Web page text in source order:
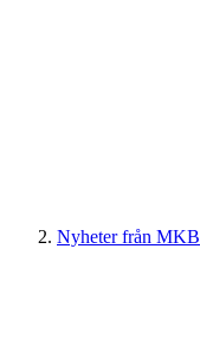
Nyheter från MKB